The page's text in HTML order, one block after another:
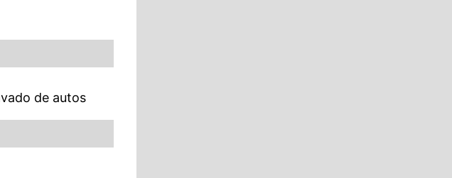
de autos